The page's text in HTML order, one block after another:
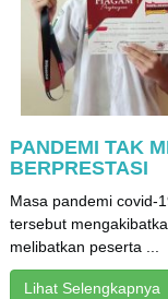
PANDEMI TAK
BERPRESTASI
Masa pandemi covid-
tersebut
melibatkan peserta ...
Lihat Selengkapnya